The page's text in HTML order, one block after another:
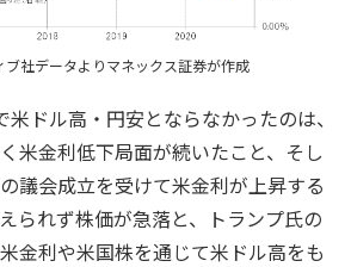
ブ社データよりマネックス証券が作成
米ドル高・円安とならなかったのは、
米金利低下局面が続いたこと、そし
議会成立を受けて米金利が上昇する
られず株価が急落と、トランプ氏の
金利や米国株を通じて米ドル高をも